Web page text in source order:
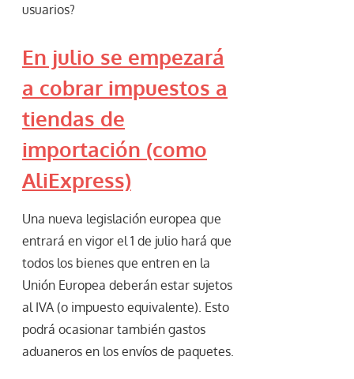
usuarios?
En julio se empezará
a cobrar impuestos a
tiendas de
importación (como
AliExpress)
Una nueva legislación europea que
entrará en vigor el 1 de julio hará que
todos los bienes que entren en la
Unión Europea deberán estar sujetos
al IVA (o impuesto equivalente). Esto
podrá ocasionar también gastos
aduaneros en los envíos de paquetes.